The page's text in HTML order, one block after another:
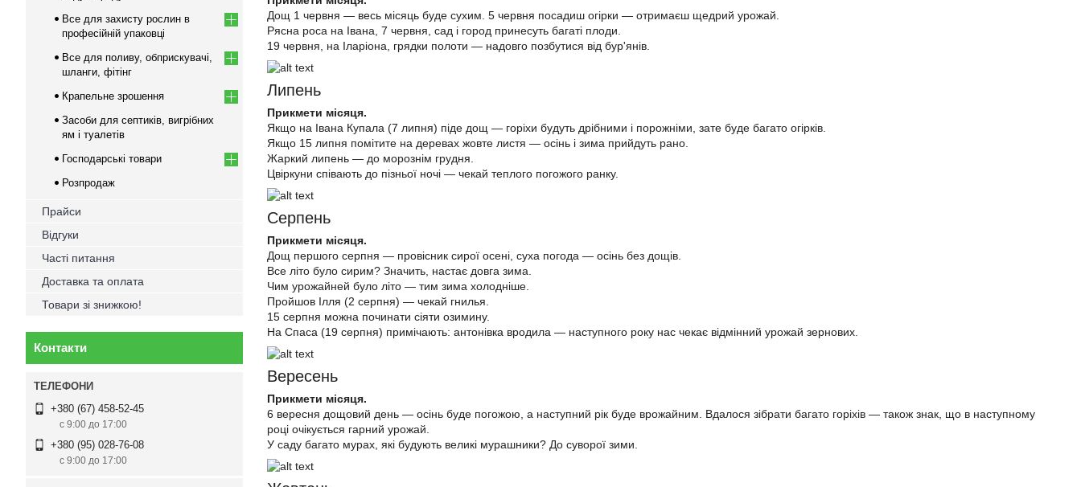
Дощ 1 червня — весь місяць буде сухим. 5 червня посадиш огірки — отримаєш щедрий урожай.
Рясна роса на Івана, 7 червня, сад і город принесуть багаті плоди.
19 червня, на Іларіона, грядки полоти — надовго позбутися від бур'янів.
Липень
Прикмети місяця.
Якщо на Івана Купала (7 липня) піде дощ — горіхи будуть дрібними і порожніми, зате буде багато огірків.
Якщо 15 липня помітите на деревах жовте листя — осінь і зима прийдуть рано.
Жаркий липень — до морознім грудня.
Цвіркуни співають до пізньої ночі — чекай теплого погожого ранку.
Серпень
Прикмети місяця.
Дощ першого серпня — провісник сирої осені, суха погода — осінь без дощів.
Все літо було сирим? Значить, настає довга зима.
Чим урожайней було літо — тим зима холодніше.
Пройшов Ілля (2 серпня) — чекай гнилья.
15 серпня можна починати сіяти озимину.
На Спаса (19 серпня) примічають: антонівка вродила — наступного року нас чекає відмінний урожай зернових.
Вересень
Прикмети місяця.
6 вересня дощовий день — осінь буде погожою, а наступний рік буде врожайним. Вдалося зібрати багато горіхів — також знак, що в наступному
році очікується гарний урожай.
У саду багато мурах, які будують великі мурашники? До суворої зими.
Все для захисту рослин в
професійній упаковці
Все для поливу, обприскувачі,
шланги, фітінг
Крапельне зрошення
Засоби для септиків, вигрібних
ям і туалетів
Господарські товари
Розпродаж
Прайси
Відгуки
Часті питання
Доставка та оплата
Товари зі знижкою!
Контакти
+380 (67) 458-52-45
с 9:00 до 17:00
+380 (95) 028-76-08
с 9:00 до 17:00